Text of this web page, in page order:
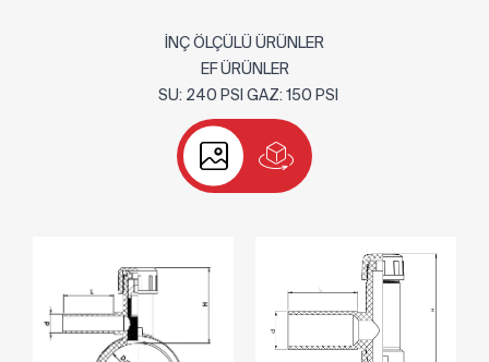
İNÇ ÖLÇÜLÜ ÜRÜNLER
EF ÜRÜNLER
SU: 240 PSI GAZ: 150 PSI